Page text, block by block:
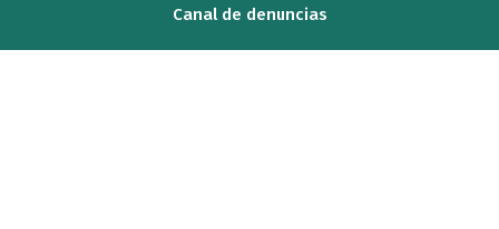
b
o
t
e
u
b
g
Canal de denuncias